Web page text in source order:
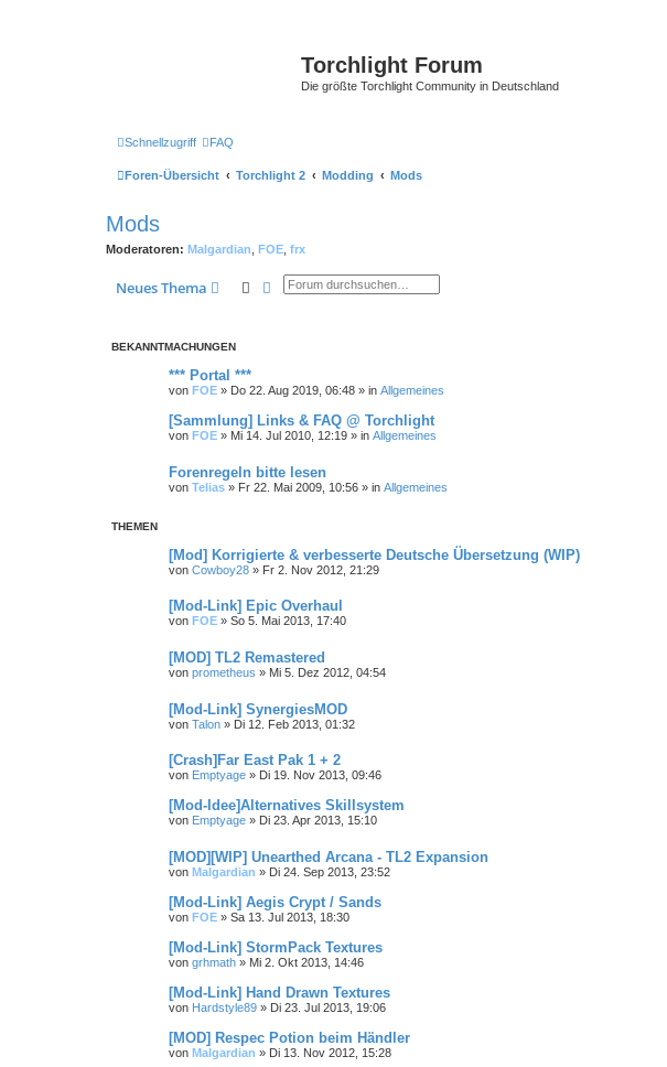
Torchlight Forum
Die größte Torchlight Community in Deutschland
Schnellzugriff FAQ
Foren-Übersicht Torchlight 2 Modding Mods
Mods
Moderatoren: Malgardian FOE frx
Neues Thema SucheErweiterte Suche
BEKANNTMACHUNGEN
*** Portal ***
von FOE » Do 22. Aug 2019, 06:48 » in Allgemeines
[Sammlung] Links & FAQ @ Torchlight
von FOE » Mi 14. Jul 2010, 12:19 » in Allgemeines
Forenregeln bitte lesen
von Telias » Fr 22. Mai 2009, 10:56 » in Allgemeines
THEMEN
[Mod] Korrigierte & verbesserte Deutsche Übersetzung (WIP)
von Cowboy28 » Fr 2. Nov 2012, 21:29
[Mod-Link] Epic Overhaul
von FOE » So 5. Mai 2013, 17:40
[MOD] TL2 Remastered
von prometheus » Mi 5. Dez 2012, 04:54
[Mod-Link] SynergiesMOD
von Talon » Di 12. Feb 2013, 01:32
[Crash]Far East Pak 1 + 2
von Emptyage » Di 19. Nov 2013, 09:46
[Mod-Idee]Alternatives Skillsystem
von Emptyage » Di 23. Apr 2013, 15:10
[MOD][WIP] Unearthed Arcana - TL2 Expansion
von Malgardian » Di 24. Sep 2013, 23:52
[Mod-Link] Aegis Crypt / Sands
von FOE » Sa 13. Jul 2013, 18:30
[Mod-Link] StormPack Textures
von grhmath » Mi 2. Okt 2013, 14:46
[Mod-Link] Hand Drawn Textures
von Hardstyle89 » Di 23. Jul 2013, 19:06
[MOD] Respec Potion beim Händler
von Malgardian » Di 13. Nov 2012, 15:28